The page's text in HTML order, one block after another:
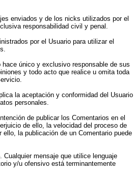
enviados y de los nicks utilizados por el
responsabilidad civil y penal.
por el Usuario para utilizar el
único y exclusivo responsable de sus
y todo acto que realice u omita toda
la aceptación y conformidad del Usuario
personales.
de publicar los Comentarios en el
de ello, la velocidad del proceso de
ello, la publicación de un Comentario puede
Cualquier mensaje que utilice lenguaje
y/u ofensivo está terminantemente